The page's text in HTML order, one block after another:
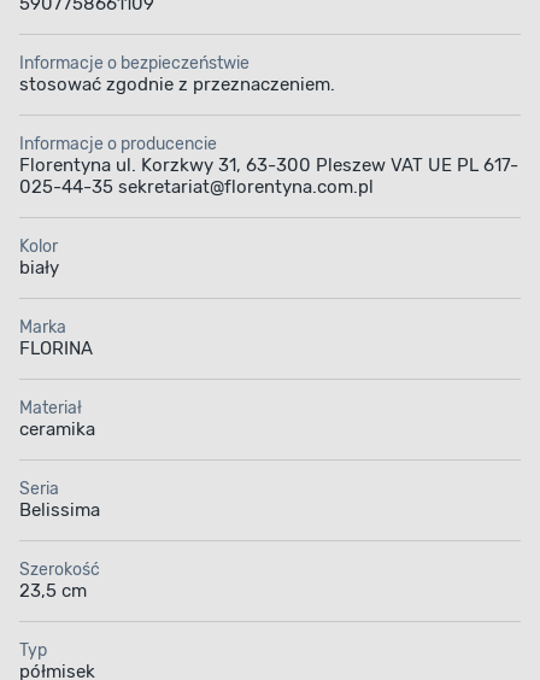
Informacje o bezpieczeństwie
stosować zgodnie z przeznaczeniem.
Informacje o producencie
Florentyna ul. Korzkwy 31, 63-300 Pleszew VAT UE PL 617-
025-44-35 sekretariat@florentyna.com.pl
Kolor
biały
Marka
FLORINA
Materiał
ceramika
Seria
Belissima
Szerokość
23,5 cm
Typ
półmisek